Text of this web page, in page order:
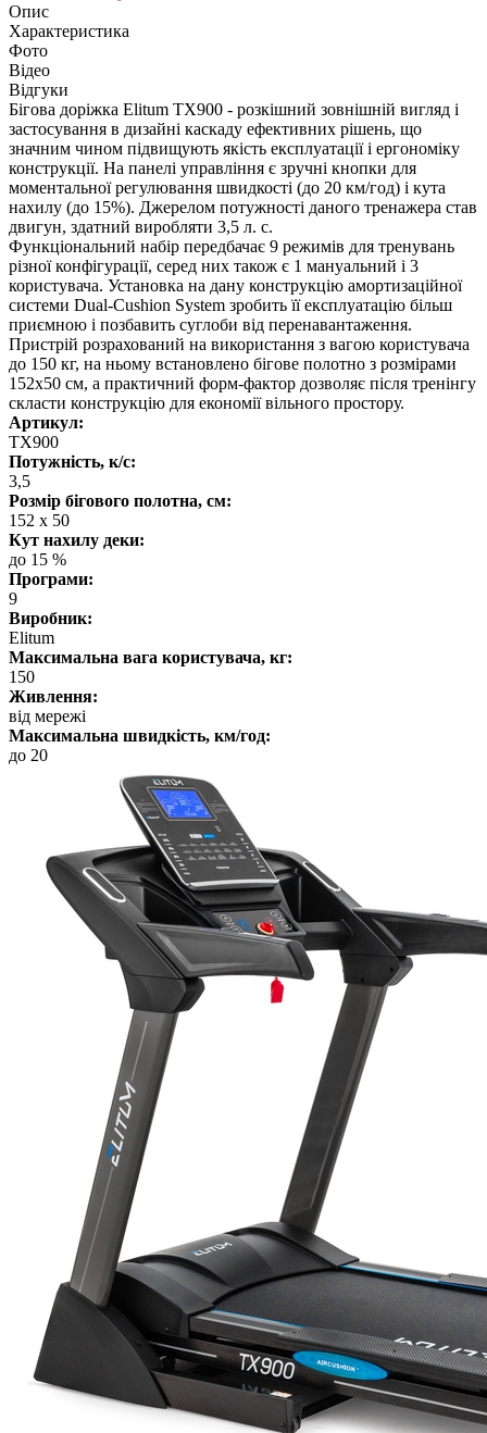
Опис
Характеристика
Фото
Відео
Відгуки
Бігова доріжка Elitum TX900 - розкішний зовнішній вигляд і
застосування в дизайні каскаду ефективних рішень, що
значним чином підвищують якість експлуатації і ергономіку
конструкції. На панелі управління є зручні кнопки для
моментальної регулювання швидкості (до 20 км/год) і кута
нахилу (до 15%). Джерелом потужності даного тренажера став
двигун, здатний виробляти 3,5 л. с.
Функціональний набір передбачає 9 режимів для тренувань
різної конфігурації, серед них також є 1 мануальний і 3
користувача. Установка на дану конструкцію амортизаційної
системи Dual-Cushion System зробить її експлуатацію більш
приємною і позбавить суглоби від перенавантаження.
Пристрій розрахований на використання з вагою користувача
до 150 кг, на ньому встановлено бігове полотно з розмірами
152х50 см, а практичний форм-фактор дозволяє після тренінгу
скласти конструкцію для економії вільного простору.
Артикул:
TX900
Потужність, к/с:
3,5
Розмір бігового полотна, см:
152 х 50
Кут нахилу деки:
до 15 %
Програми:
9
Виробник:
Elitum
Максимальна вага користувача, кг:
150
Живлення:
від мережі
Максимальна швидкість, км/год:
до 20